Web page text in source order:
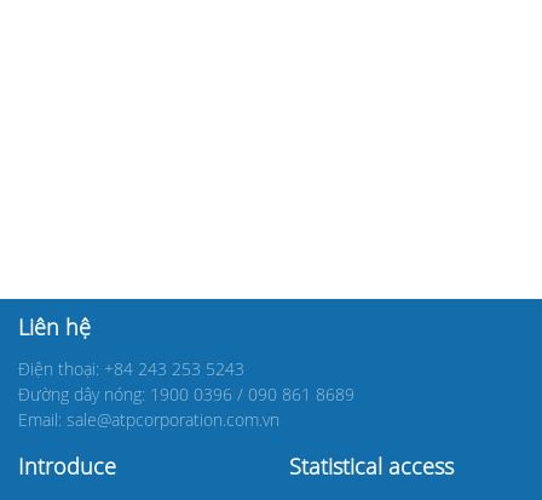
Liên hệ
Điện thoại: +84 243 253 5243
Đường dây nóng: 1900 0396 / 090 861 8689
Email: sale@atpcorporation.com.vn
Introduce Statistical access